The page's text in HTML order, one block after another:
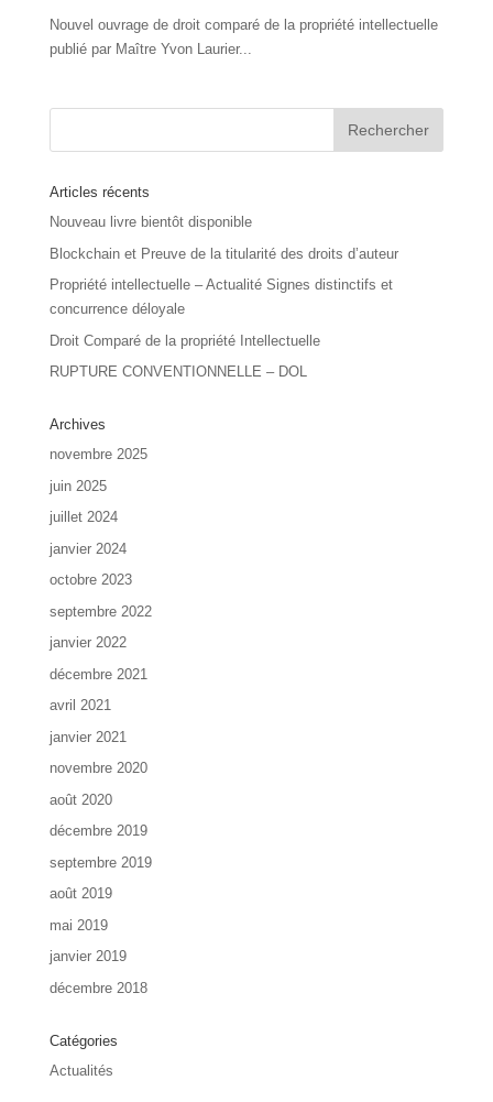
Nouvel ouvrage de droit comparé de la propriété intellectuelle
publié par Maître Yvon Laurier...
Articles récents
Nouveau livre bientôt disponible
Blockchain et Preuve de la titularité des droits d’auteur
Propriété intellectuelle – Actualité Signes distinctifs et
concurrence déloyale
Droit Comparé de la propriété Intellectuelle
RUPTURE CONVENTIONNELLE – DOL
Archives
novembre 2025
juin 2025
juillet 2024
janvier 2024
octobre 2023
septembre 2022
janvier 2022
décembre 2021
avril 2021
janvier 2021
novembre 2020
août 2020
décembre 2019
septembre 2019
août 2019
mai 2019
janvier 2019
décembre 2018
Catégories
Actualités